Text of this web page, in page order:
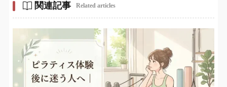
関連記事 Related articles